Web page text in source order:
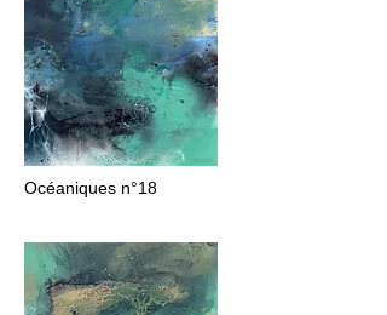
Océaniques n°18